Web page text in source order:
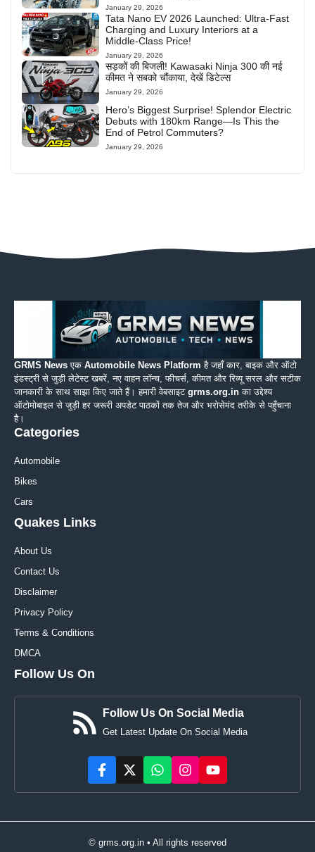
January 29, 2026
Tata Nano EV 2026 Launched: Ultra-Fast
Charging and Luxury Interiors at a
Middle-Class Price!
January 29, 2026
सड़कों की बिजली! Kawasaki Ninja 300 की नई
कीमत ने सबको चौंकाया, देखें डिटेल्स
January 29, 2026
Hero’s Biggest Surprise! Splendor Electric
Debuts with 180km Range—Is This the
End of Petrol Commuters?
January 29, 2026
GRMS News एक Automobile News Platform है जहाँ कार, बाइक और ऑटो
इंडस्ट्री से जुड़ी लेटेस्ट खबरें, नए वाहन लॉन्च, फीचर्स, कीमत और रिव्यू सरल और सटीक
जानकारी के साथ साझा किए जाते हैं। हमारी वेबसाइट grms.org.in का उद्देश्य
ऑटोमोबाइल से जुड़ी हर जरूरी अपडेट पाठकों तक तेज और भरोसेमंद तरीके से पहुँचाना
है।
Categories
Automobile
Bikes
Cars
Quakes Links
About Us
Contact Us
Disclaimer
Privacy Policy
Terms & Conditions
DMCA
Follow Us On
Follow Us On Social Media
Get Latest Update On Social Media
© grms.org.in • All rights reserved